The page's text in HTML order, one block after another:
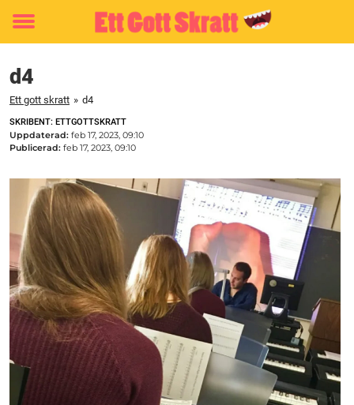
Toggle
d4
Ett gott skratt » d4
SKRIBENT: ETTGOTTSKRATT
Uppdaterad: feb 17, 2023, 09:10
Publicerad: feb 17, 2023, 09:10